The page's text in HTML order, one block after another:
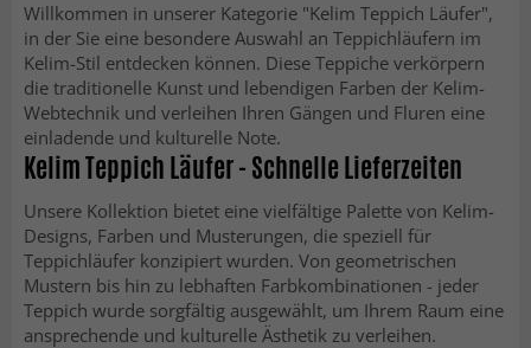
Willkommen in unserer Kategorie "Kelim Teppich Läufer",
in der Sie eine besondere Auswahl an Teppichläufern im
Kelim-Stil entdecken können. Diese Teppiche verkörpern
die traditionelle Kunst und lebendigen Farben der Kelim-
Webtechnik und verleihen Ihren Gängen und Fluren eine
einladende und kulturelle Note.
Kelim Teppich Läufer - Schnelle Lieferzeiten
Unsere Kollektion bietet eine vielfältige Palette von Kelim-
Designs, Farben und Musterungen, die speziell für
Teppichläufer konzipiert wurden. Von geometrischen
Mustern bis hin zu lebhaften Farbkombinationen - jeder
Teppich wurde sorgfältig ausgewählt, um Ihrem Raum eine
ansprechende und kulturelle Ästhetik zu verleihen.